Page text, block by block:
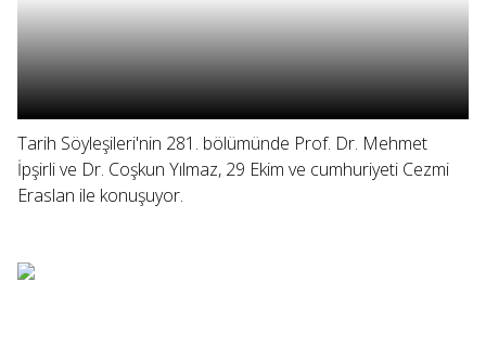
Tarih Söyleşileri'nin 281. bölümünde Prof. Dr. Mehmet
İpşirli ve Dr. Coşkun Yılmaz, 29 Ekim ve cumhuriyeti Cezmi
Eraslan ile konuşuyor.